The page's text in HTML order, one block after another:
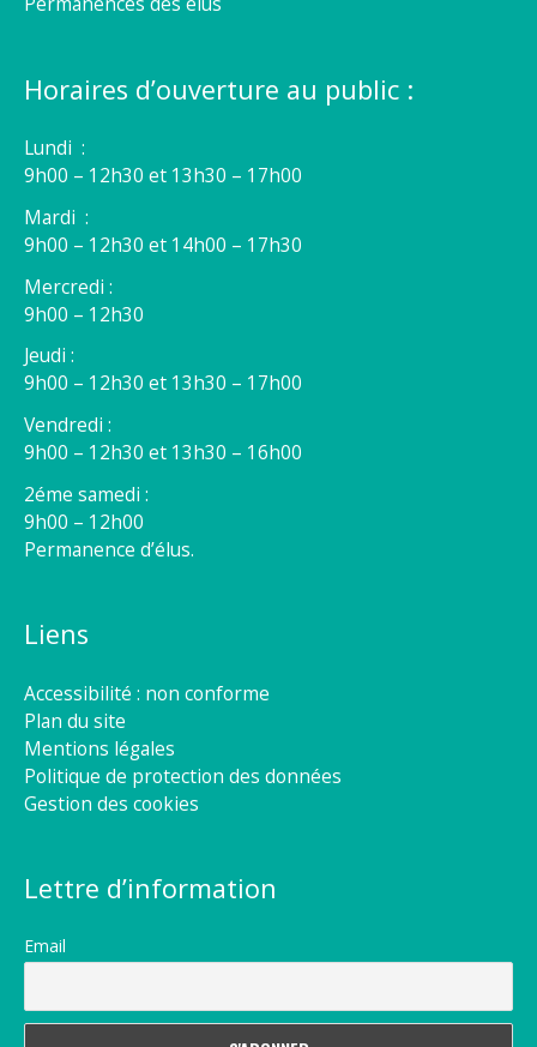
Horaires d’ouverture au public :
Lundi :
9h00 – 12h30 et 13h30 – 17h00
Mardi :
9h00 – 12h30 et 14h00 – 17h30
Mercredi :
9h00 – 12h30
Jeudi :
9h00 – 12h30 et 13h30 – 17h00
Vendredi :
9h00 – 12h30 et 13h30 – 16h00
2éme samedi :
9h00 – 12h00
Permanence d’élus.
Liens
Accessibilité : non conforme
Plan du site
Mentions légales
Politique de protection des données
Gestion des cookies
Lettre d’information
Email